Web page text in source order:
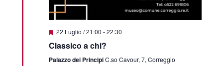
Featured
22 Luglio / 21:00 -22:30
Classico a chi?
Palazzo dei PrincipiC.so Cavour, 7, Correggio